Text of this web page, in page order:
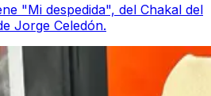
"Mi despedida", del Chakal del
Jorge Celedón.